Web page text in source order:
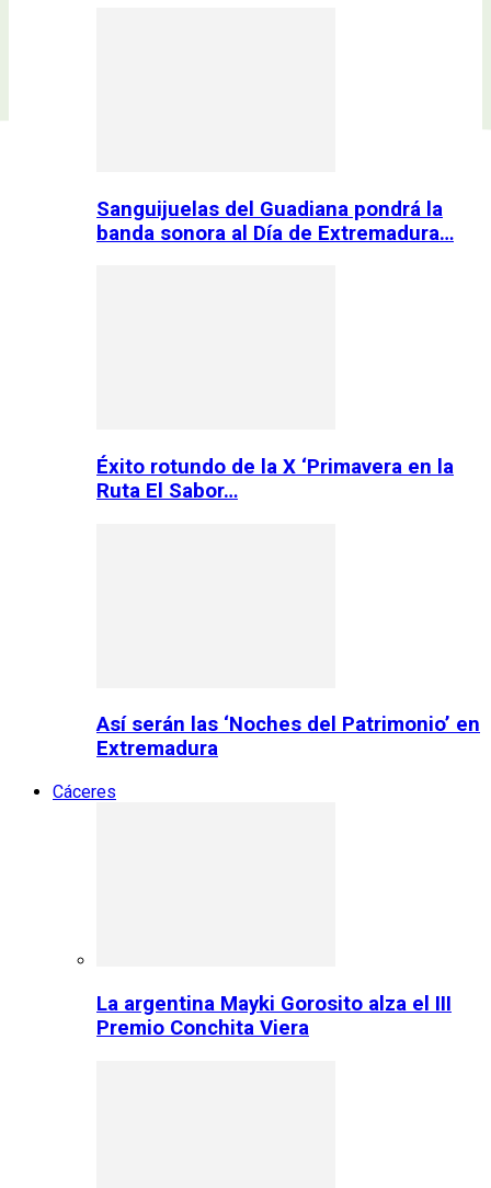
Sanguijuelas del Guadiana pondrá la
banda sonora al Día de Extremadura…
Éxito rotundo de la X ‘Primavera en la
Ruta El Sabor…
Así serán las ‘Noches del Patrimonio’ en
Extremadura
Cáceres
La argentina Mayki Gorosito alza el III
Premio Conchita Viera